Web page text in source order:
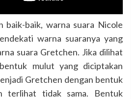
baik-baik, warna suara Nicole
warna suaranya yang
suara Gretchen. Jika dilihat
mulut yang diciptakan
Gretchen dengan bentuk
terlihat tidak sama. Bentuk